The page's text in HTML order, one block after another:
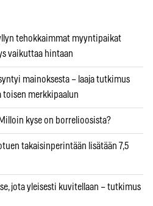
tehokkaimmat myyntipaikat
vaikuttaa hintaan
mainoksesta – laaja tutkimus
toisen merkkipaalun
kyse on borrelioosista?
takaisinperintään lisätään 7,5
jota yleisesti kuvitellaan – tutkimus